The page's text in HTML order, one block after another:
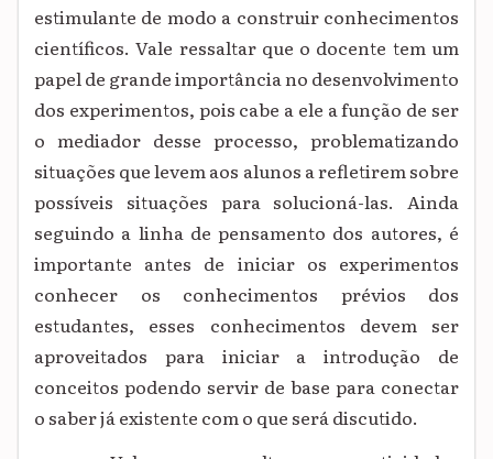
estimulante de modo a construir conhecimentos
científicos. Vale ressaltar que o docente tem um
papel de grande importância no desenvolvimento
dos experimentos, pois cabe a ele a função de ser
o mediador desse processo, problematizando
situações que levem aos alunos a refletirem sobre
possíveis situações para solucioná-las. Ainda
seguindo a linha de pensamento dos autores, é
importante antes de iniciar os experimentos
conhecer os conhecimentos prévios dos
estudantes, esses conhecimentos devem ser
aproveitados para iniciar a introdução de
conceitos podendo servir de base para conectar
o saber já existente com o que será discutido.